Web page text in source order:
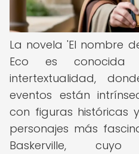
La novela 'El nombre
Eco es
intertextualidad,
eventos están
con figuras históricas
personajes más
Baskerville,